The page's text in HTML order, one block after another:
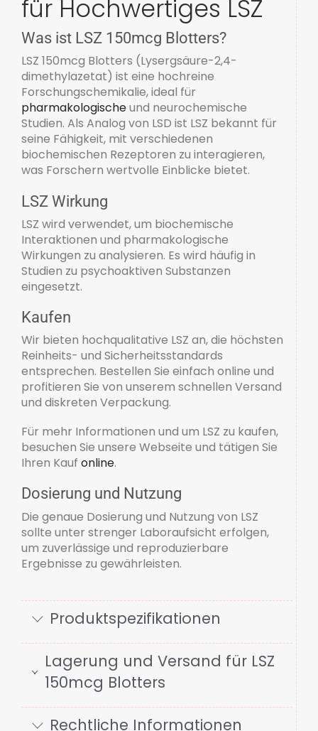
für Hochwertiges LSZ
Was ist LSZ 150mcg Blotters?
LSZ 150mcg Blotters (Lysergsäure-2,4-
dimethylazetat) ist eine hochreine
Forschungschemikalie, ideal für
pharmakologischeund neurochemische
Studien. Als Analog von LSD ist LSZ bekannt für
seine Fähigkeit, mit verschiedenen
biochemischen Rezeptoren zu interagieren,
was Forschern wertvolle Einblicke bietet.
LSZ Wirkung
LSZ wird verwendet, um biochemische
Interaktionen und pharmakologische
Wirkungen zu analysieren. Es wird häufig in
Studien zu psychoaktiven Substanzen
eingesetzt.
Kaufen
Wir bieten hochqualitative LSZ an, die höchsten
Reinheits- und Sicherheitsstandards
entsprechen. Bestellen Sie einfach online und
profitieren Sie von unserem schnellen Versand
und diskreten Verpackung.
Für mehr Informationen und um LSZ zu kaufen,
besuchen Sie unsere Webseite und tätigen Sie
Ihren Kauf online.
Dosierung und Nutzung
Die genaue Dosierung und Nutzung von LSZ
sollte unter strenger Laboraufsicht erfolgen,
um zuverlässige und reproduzierbare
Ergebnisse zu gewährleisten.
Produktspezifikationen
Lagerung und Versand für LSZ
150mcg Blotters
Rechtliche Informationen